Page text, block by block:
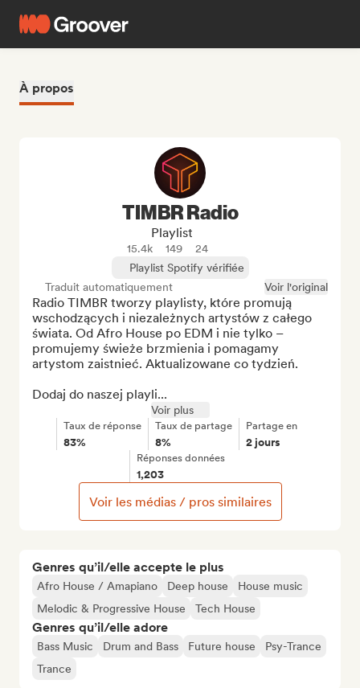
À propos
Genres qu’il/elle accepte le plus
Afro House / Amapiano Deep house
House music
Melodic & Progressive House
Tech House
Genres qu’il/elle adore
Bass Music Drum and Bass Future house
Psy-Trance
Trance
TIMBR Radio
Playlist
15.4k 149
24
Playlist Spotify vérifiée
Traduit automatiquement
Voir l'original
Radio TIMBR tworzy playlisty, które promują
wschodzących i niezależnych artystów z całego
świata. Od Afro House po EDM i nie tylko –
promujemy świeże brzmienia i pomagamy
artystom zaistnieć. Aktualizowane co tydzień.
Dodaj do naszej playli...
Voir plus
Taux de réponse
83%
Taux de partage
8%
Partage en
2 jours
Réponses données
1,203
Voir les médias / pros similaires